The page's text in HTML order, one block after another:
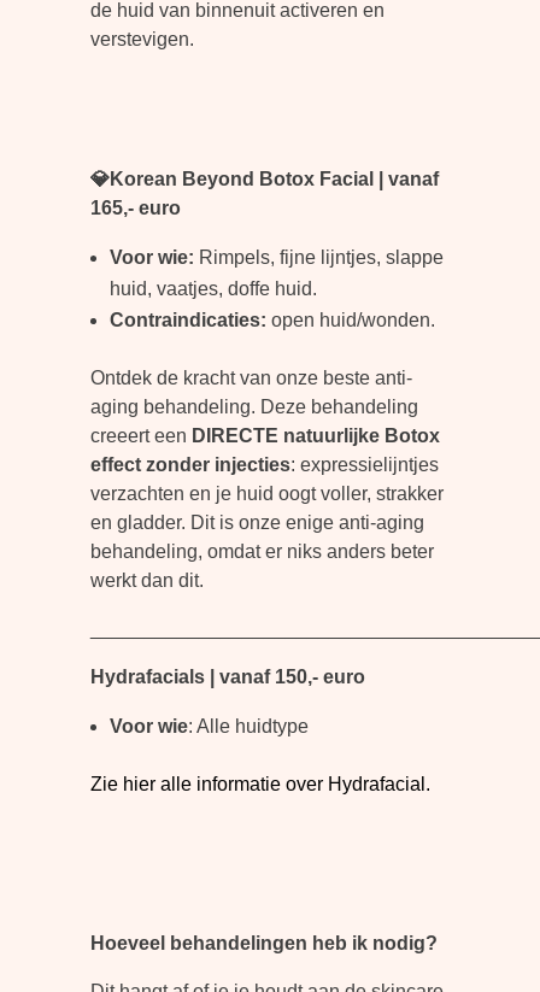
de huid van binnenuit activeren en
verstevigen.
💎Korean Beyond Botox Facial | vanaf
165,- euro
Voor wie: Rimpels, fijne lijntjes, slappe
huid, vaatjes, doffe huid.
Contraindicaties: open huid/wonden.
Ontdek de kracht van onze beste anti-
aging behandeling. Deze behandeling
creeert een DIRECTE natuurlijke Botox
effect zonder injecties: expressielijntjes
verzachten en je huid oogt voller, strakker
en gladder. Dit is onze enige anti-aging
behandeling, omdat er niks anders beter
werkt dan dit.
Hydrafacials | vanaf 150,- euro
Voor wie: Alle huidtype
Zie hier alle informatie over Hydrafacial.
Hoeveel behandelingen heb ik nodig?